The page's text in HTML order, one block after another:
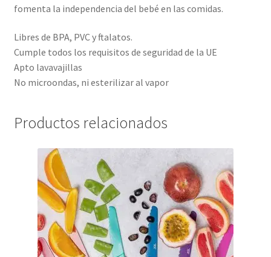
fomenta la independencia del bebé en las comidas.
Libres de BPA, PVC y ftalatos.
Cumple todos los requisitos de seguridad de la UE
Apto lavavajillas
No microondas, ni esterilizar al vapor
Productos relacionados